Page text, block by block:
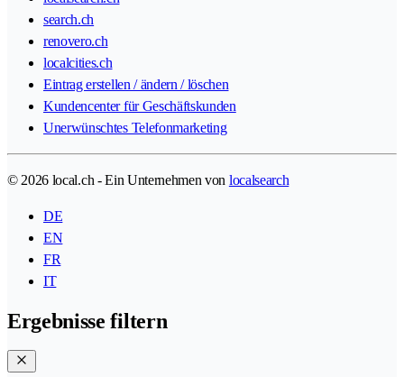
search.ch
renovero.ch
localcities.ch
Eintrag erstellen / ändern / löschen
Kundencenter für Geschäftskunden
Unerwünschtes Telefonmarketing
© 2026 local.ch - Ein Unternehmen von localsearch
DE
EN
FR
IT
Ergebnisse filtern